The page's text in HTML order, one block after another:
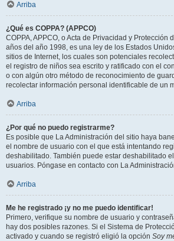
Arriba
¿Qué es COPPA? (APPCO)
COPPA, APPCO, o Acta de Privacidad y Protección
años del año 1998, es una ley de los Estados
sitios de Internet, los cuales son potenciales
el registro de niños sea escrito y ratificado con el
o con algún otro método de reconocimiento de
recolectar información personal identificable de un
Arriba
¿Por qué no puedo registrarme?
Es posible que La Administración del sitio haya
el nombre de usuario con el que está intentando
deshabilitado. También puede estar deshabilitado
usuarios. Póngase en contacto con La
Arriba
Me he registrado ¡y no me puedo identificar!
Primero, verifique su nombre de usuario y
hay dos posibles razones. Si el Sistema de
activado y cuando se registró eligió la opción Soy